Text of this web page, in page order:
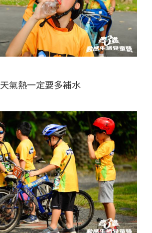
天氣熱一定要多補水